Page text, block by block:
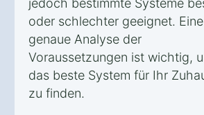
jedoch bestimmte Systeme
oder schlechter geeignet. Eine
genaue Analyse der
Voraussetzungen ist wichtig,
das beste System für Ihr
zu finden.